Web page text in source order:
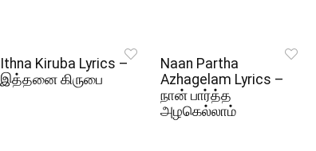
Ithna Kiruba Lyrics –
இத்தனை கிருபை
Naan Partha
Azhagelam Lyrics –
நான் பார்த்த
அழகெல்லாம்